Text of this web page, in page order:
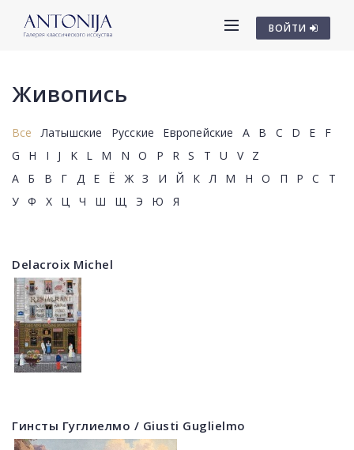
ВОЙТИ
Живопись
Все Латышские Русские Европейские A B C D E
F
G
H I J K L M N O P R S T U V
Z
А
Б В Г Д Е Ё Ж З И Й К Л М Н О П Р С
Т
У
Ф Х Ц Ч Ш Щ Э Ю Я
Delacroix Michel
Гинсты Гуглиелмо / Giusti Guglielmo